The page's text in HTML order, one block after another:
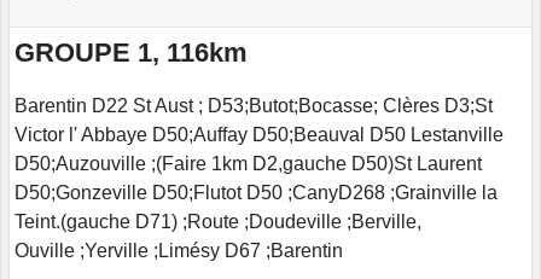
GROUPE 1, 116km
Barentin D22 St Aust ; D53;Butot;Bocasse; Clères D3;St
Victor l' Abbaye D50;Auffay D50;Beauval D50 Lestanville
D50;Auzouville ;(Faire 1km D2,gauche D50)St Laurent
D50;Gonzeville D50;Flutot D50 ;CanyD268 ;Grainville la
Teint.(gauche D71) ;Route ;Doudeville ;Berville,
Ouville ;Yerville ;Limésy D67 ;Barentin